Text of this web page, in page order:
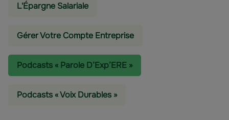
L'épargne Salariale
Gérer Votre Compte Entreprise
Podcasts « Parole D’Exp’ERE »
Podcasts « Voix Durables »